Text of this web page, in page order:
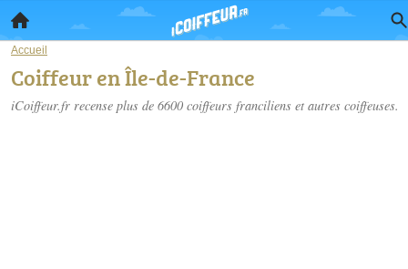
Accueil
Coiffeur en Île-de-France
iCoiffeur.fr recense plus de 6600 coiffeurs franciliens et autres coiffeuses.